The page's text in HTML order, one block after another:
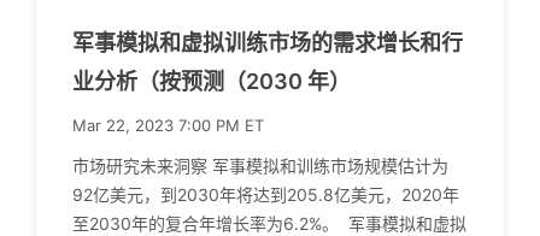
军事模拟和虚拟训练市场的需求增长和行
业分析（按预测（2030 年）
Mar 22, 2023 7:00 PM ET
市场研究未来洞察 军事模拟和训练市场规模估计为
92亿美元，到2030年将达到205.8亿美元，2020年
至2030年的复合年增长率为6.2%。 军事模拟和虚拟